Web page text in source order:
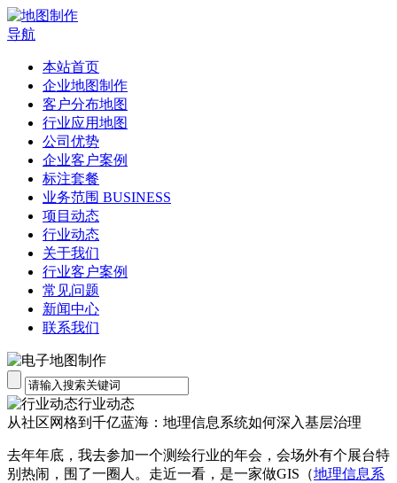
导航
本站首页
企业地图制作
客户分布地图
行业应用地图
公司优势
企业客户案例
标注套餐
业务范围 BUSINESS
项目动态
行业动态
关于我们
行业客户案例
常见问题
新闻中心
联系我们
行业动态
从社区网格到千亿蓝海：地理信息系统如何深入基层治理
去年年底，我去参加一个测绘行业的年会，会场外有个展台特
别热闹，围了一圈人。走近一看，是一家做GIS（地理信息系